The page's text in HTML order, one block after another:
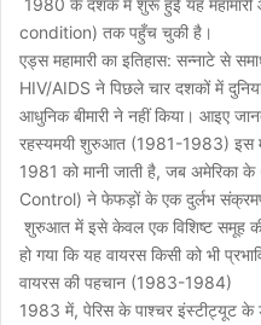
1980 के दशक में शुरू हुई यह
condition) तक पहुँच चुकी है।
एड्स महामारी का इतिहास: सन्नाटे से
HIV/AIDS ने पिछले चार दशकों में
आधुनिक बीमारी ने नहीं किया। आइए
रहस्यमयी शुरुआत (1981-1983) इस
1981 को मानी जाती है, जब
Control) ने फेफड़ों के एक दुर्लभ संक्रमण
शुरुआत में इसे केवल एक विशिष्ट समूह की
हो गया कि यह वायरस किसी को भी
वायरस की पहचान (1983-1984)
1983 में, पेरिस के पाश्चर इंस्टीट्यूट के